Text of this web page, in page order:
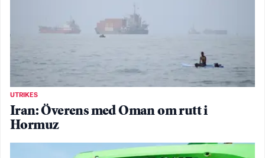
UTRIKES
Iran: Överens med Oman om rutt i
Hormuz